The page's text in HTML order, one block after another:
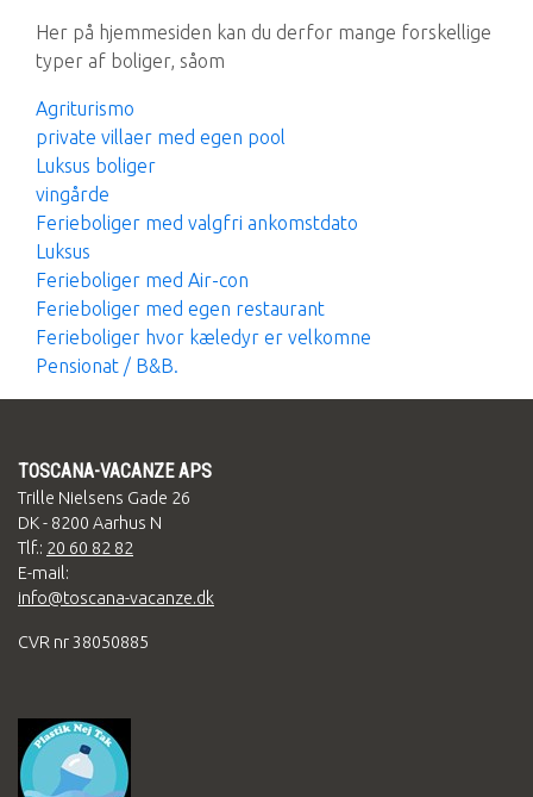
Her på hjemmesiden kan du derfor mange forskellige
typer af boliger, såom
Agriturismo
private villaer med egen pool
Luksus boliger
vingårde
Ferieboliger med valgfri ankomstdato
Luksus
Ferieboliger med Air-con
Ferieboliger med egen restaurant
Ferieboliger hvor kæledyr er velkomne
Pensionat / B&B.
TOSCANA-VACANZE APS
Trille Nielsens Gade 26
DK - 8200 Aarhus N
Tlf.: 20 60 82 82
E-mail:
info@toscana-vacanze.dk
CVR nr 38050885